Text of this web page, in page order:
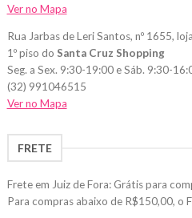
Ver no Mapa
Rua Jarbas de Leri Santos, nº 1655,
1º piso do Santa Cruz Shopping
Seg. a Sex. 9:30-19:00 e Sáb. 9:30-
(32) 991046515
Ver no Mapa
FRETE
Frete em Juiz de Fora: Grátis para
Para compras abaixo de R$150,00, o